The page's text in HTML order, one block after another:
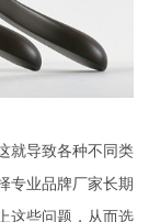
就导致各种不同类
专业品牌厂家长期
这些问题，从而选